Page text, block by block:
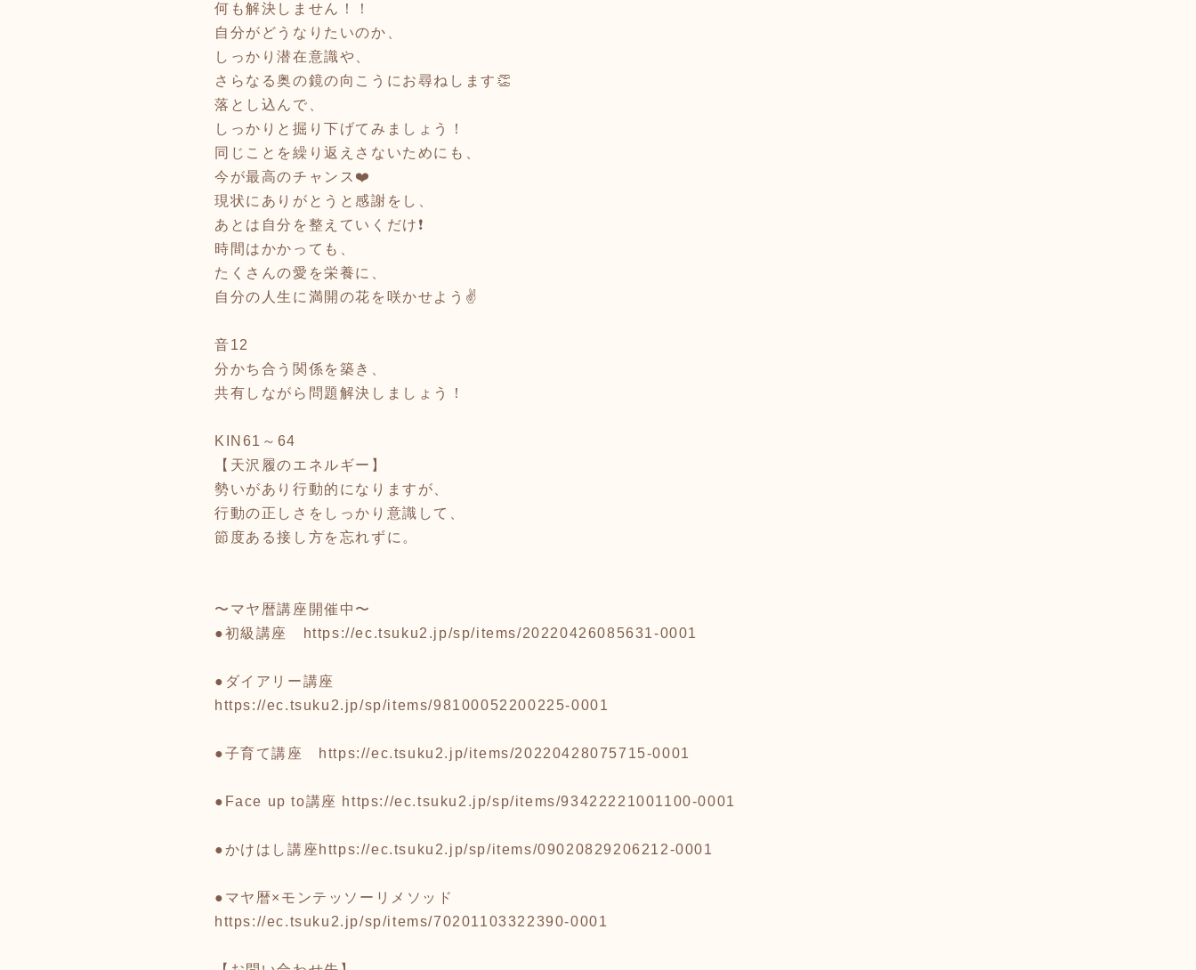
何も解決しません！！
自分がどうなりたいのか、
しっかり潜在意識や、
さらなる奥の鏡の向こうにお尋ねします👏
落とし込んで、
しっかりと掘り下げてみましょう！
同じことを繰り返えさないためにも、
今が最高のチャンス❤️
現状にありがとうと感謝をし、
あとは自分を整えていくだけ❗️
時間はかかっても、
たくさんの愛を栄養に、
自分の人生に満開の花を咲かせよう✌️
音12
分かち合う関係を築き、
共有しながら問題解決しましょう！
KIN61～64
【天沢履のエネルギー】
勢いがあり行動的になりますが、
行動の正しさをしっかり意識して、
節度ある接し方を忘れずに。
〜マヤ暦講座開催中〜
●初級講座
https://ec.tsuku2.jp/sp/items/20220426085631-0001
●ダイアリー講座
https://ec.tsuku2.jp/sp/items/98100052200225-0001
●子育て講座 https://ec.tsuku2.jp/items/20220428075715-0001
●Face up to講座 https://ec.tsuku2.jp/sp/items/93422221001100-0001
●かけはし講座 https://ec.tsuku2.jp/sp/items/09020829206212-0001
●マヤ暦×モンテッソーリメソッド
https://ec.tsuku2.jp/sp/items/70201103322390-0001